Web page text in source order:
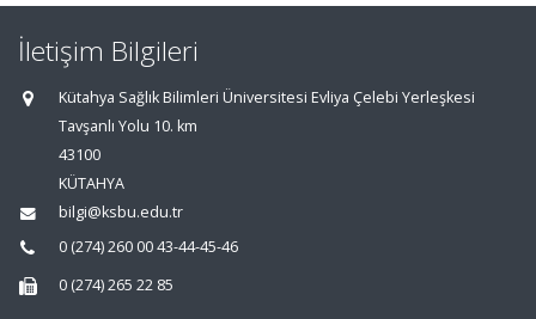
İletişim Bilgileri
Kütahya Sağlık Bilimleri Üniversitesi Evliya Çelebi Yerleşkesi
Tavşanlı Yolu 10. km
43100
KÜTAHYA
bilgi@ksbu.edu.tr
0 (274) 260 00 43-44-45-46
0 (274) 265 22 85